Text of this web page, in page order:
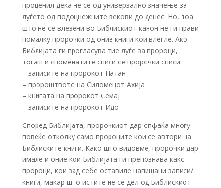
проценил дека не се од универзално значење за
луѓето од подоцнежните векови до денес. Но, тоа
што не се влезени во Библискиот канон не ги прави
помалку пророчки од оние книги кои влегле. Ако
Библијата ги прогласува тие луѓе за пророци,
тогаш и споменатите списи се пророчки списи:
– записите на пророкот Натан
– пророштвото на Силомецот Ахија
– книгата на пророкот Семај
– записите на пророкот Идо
Според Библијата, пророчкиот дар опфаќа многу
повеќе отколку само пророците кои се автори на
Библиските книги. Како што видовме, пророчки дар
имале и оние кои Библијата ги препознава како
пророци, кои зад себе оставиле напишани записи/
книги, макар што истите не се дел од Библискиот